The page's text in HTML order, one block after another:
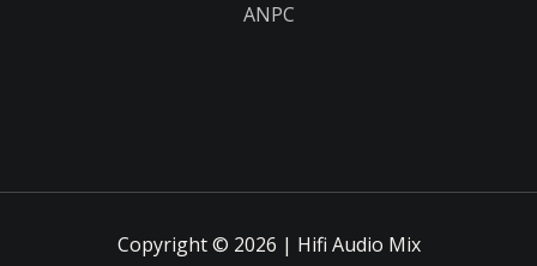
ANPC
Copyright © 2026 | Hifi Audio Mix